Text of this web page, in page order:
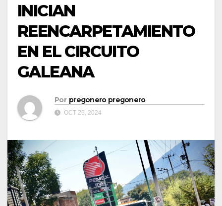
INICIAN
REENCARPETAMIENTO
EN EL CIRCUITO
GALEANA
Por pregonero pregonero
OCT 25, 2024